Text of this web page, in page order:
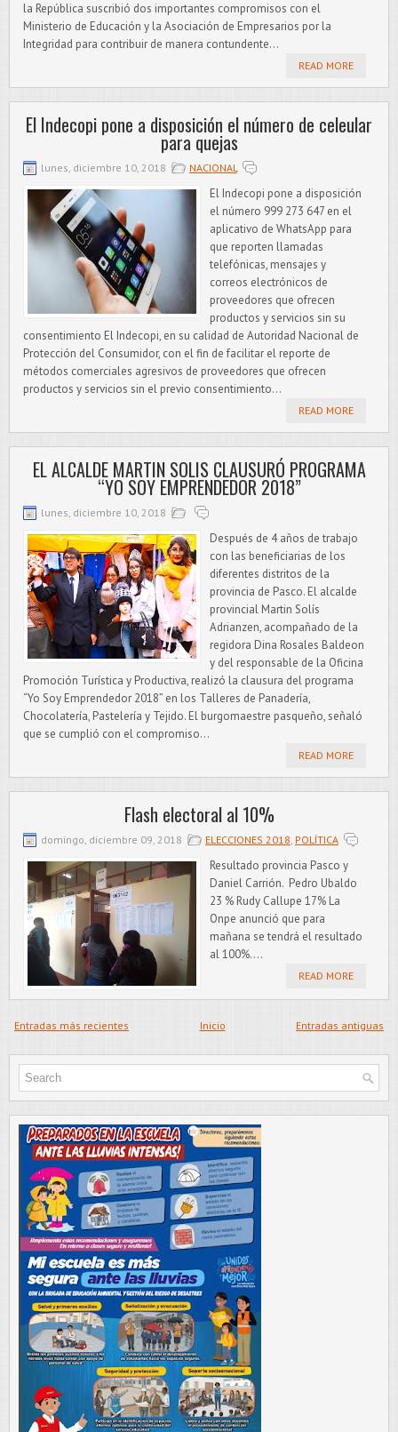
la República suscribió dos importantes compromisos con el
Ministerio de Educación y la Asociación de Empresarios por la
Integridad para contribuir de manera contundente...
READ MORE
El Indecopi pone a disposición el número de celeular
para quejas
lunes, diciembre 10, 2018 NACIONAL
El Indecopi pone a disposición
el número 999 273 647 en el
aplicativo de WhatsApp para
que reporten llamadas
telefónicas, mensajes y
correos electrónicos de
proveedores que ofrecen
productos y servicios sin su
consentimiento El Indecopi, en su calidad de Autoridad Nacional de
Protección del Consumidor, con el fin de facilitar el reporte de
métodos comerciales agresivos de proveedores que ofrecen
productos y servicios sin el previo consentimiento...
READ MORE
EL ALCALDE MARTIN SOLIS CLAUSURÓ PROGRAMA
“YO SOY EMPRENDEDOR 2018”
lunes, diciembre 10, 2018
Después de 4 años de trabajo
con las beneficiarias de los
diferentes distritos de la
provincia de Pasco. El alcalde
provincial Martin Solís
Adrianzen, acompañado de la
regidora Dina Rosales Baldeon
y del responsable de la Oficina
Promoción Turística y Productiva, realizó la clausura del programa
“Yo Soy Emprendedor 2018” en los Talleres de Panadería,
Chocolatería, Pastelería y Tejido. El burgomaestre pasqueño, señaló
que se cumplió con el compromiso...
READ MORE
Flash electoral al 10%
domingo, diciembre 09, 2018 ELECCIONES 2018, POLÍTICA
Resultado provincia Pasco y
Daniel Carrión. Pedro Ubaldo
23 % Rudy Callupe 17% La
Onpe anunció que para
mañana se tendrá el resultado
al 100%....
READ MORE
Entradas más recientes Entradas antiguas
Inicio